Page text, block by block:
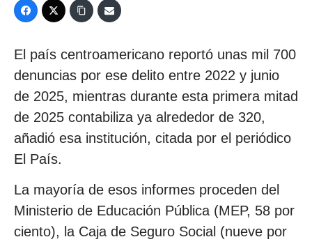
El país centroamericano reportó unas mil 700
denuncias por ese delito entre 2022 y junio
de 2025, mientras durante esta primera mitad
de 2025 contabiliza ya alrededor de 320,
añadió esa institución, citada por el periódico
El País.
La mayoría de esos informes proceden del
Ministerio de Educación Pública (MEP, 58 por
ciento), la Caja de Seguro Social (nueve por